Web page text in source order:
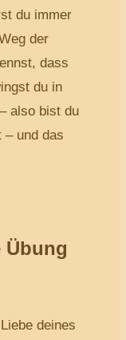
du immer
der
dass
du in
also bist du
und das
Übung
deines